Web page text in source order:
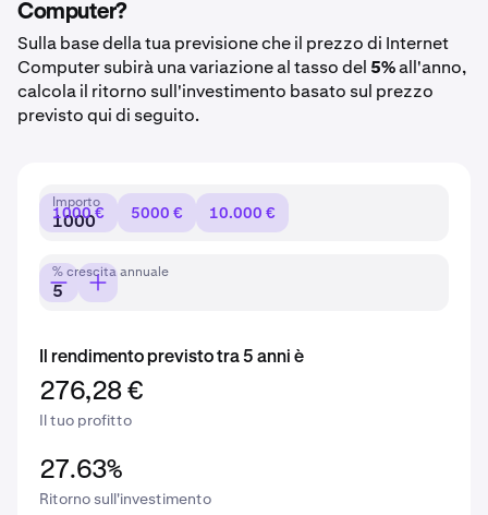
Computer?
Sulla base della tua previsione che il prezzo di Internet
Computer subirà una variazione al tasso del 5%all'anno,
calcola il ritorno sull'investimento basato sul prezzo
previsto qui di seguito.
Importo
1000 € 5000 € 10.000 €
% crescita annuale
Il rendimento previsto tra 5 anni è
276,28 €
Il tuo profitto
27.63%
Ritorno sull'investimento